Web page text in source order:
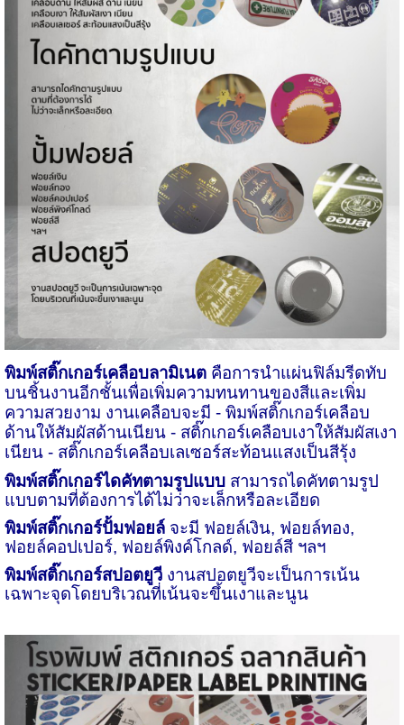
พิมพ์สติ๊กเกอร์เคลือบลามิเนตคือการนำแผ่นฟิล์มรีดทับ
บนชิ้นงานอีกชั้นเพื่อเพิ่มความทนทานของสีและเพิ่ม
ความสวยงาม งานเคลือบจะมี - พิมพ์สติ๊กเกอร์เคลือบ
ด้านให้สัมผัสด้านเนียน- สติ๊กเกอร์เคลือบเงาให้สัมผัสเงา
เนียน- สติ๊กเกอร์เคลือบเลเซอร์สะท้อนแสงเป็นสีรุ้ง
พิมพ์สติ๊กเกอร์ไดคัทตามรูปแบบสามารถไดคัทตามรูป
แบบตามที่ต้องการได้ไม่ว่าจะเล็กหรือละเอียด
พิมพ์สติ๊กเกอร์ปั้มฟอยล์จะมี ฟอยล์เงิน, ฟอยล์ทอง,
ฟอยล์คอปเปอร์, ฟอยล์พิงค์โกลด์, ฟอยล์สี ฯลฯ
พิมพ์สติ๊กเกอร์สปอตยูวีงานสปอตยูวีจะเป็นการเน้น
เฉพาะจุดโดยบริเวณที่เน้นจะขึ้นเงาและนูน